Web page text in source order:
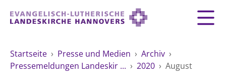
Startseite › Presse und Medien › Archiv ›
Pressemeldungen Landeskir ... › 2020 › August
LANDESKIRCHE
LANDESKIRCHE
SERVICE FÜR GEMEINDEN
DEMOKRATIE STÄRKEN
TAUFE
FEIERN
IM NOTFALL
ZUSAMMENLEBEN